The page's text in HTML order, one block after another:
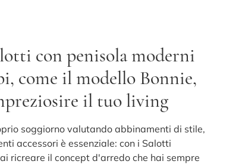
con penisola moderni
come il modello Bonnie,
il tuo living
soggiorno valutando abbinamenti di stile,
accessori è essenziale: con i Salotti
ricreare il concept d'arredo che hai sempre